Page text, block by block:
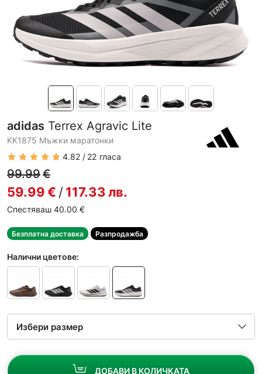
adidas Terrex Agravic Lite
KK1875 Мъжки маратонки
4.82
22 гласа
99.99€
59.99€ /117.33лв.
Спестяваш 40.00 €
Безплатна доставка Разпродажба
Налични цветове:
ДОБАВИ В КОЛИЧКАТА